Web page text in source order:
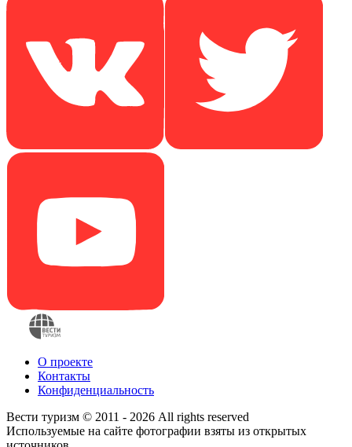
О проекте
Контакты
Конфиденциальность
Вести туризм © 2011 - 2026 All rights reserved
Используемые на сайте фотографии взяты из открытых